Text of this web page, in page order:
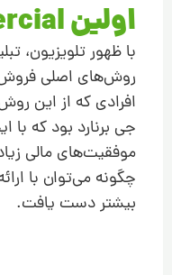
اولین Infomercial
با ظهور تلویزیون،
روش‌های اصلی فروش
افرادی که از این
موفقیت‌های مالی
چگونه می‌توان با
بیشتر دست یافت.